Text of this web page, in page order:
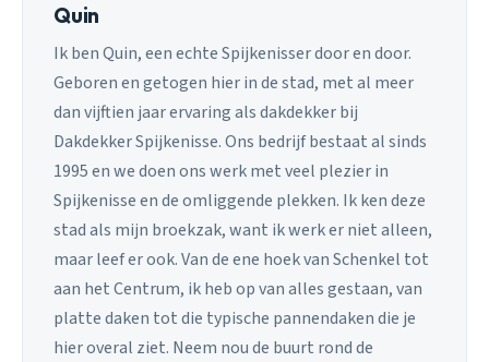
Quin
Ik ben Quin, een echte Spijkenisser door en door.
Geboren en getogen hier in de stad, met al meer
dan vijftien jaar ervaring als dakdekker bij
Dakdekker Spijkenisse. Ons bedrijf bestaat al sinds
1995 en we doen ons werk met veel plezier in
Spijkenisse en de omliggende plekken. Ik ken deze
stad als mijn broekzak, want ik werk er niet alleen,
maar leef er ook. Van de ene hoek van Schenkel tot
aan het Centrum, ik heb op van alles gestaan, van
platte daken tot die typische pannendaken die je
hier overal ziet. Neem nou de buurt rond de